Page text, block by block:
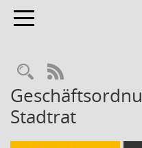
Toggle navigation
RSS-Feed
Stadtrat